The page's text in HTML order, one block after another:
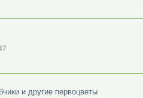
и другие первоцветы